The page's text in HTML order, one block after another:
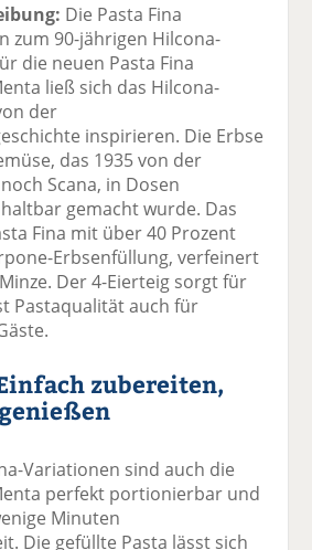
Die Pasta Fina
zum 90-jährigen Hilcona-
die neuen Pasta Fina
ließ sich das Hilcona-
der
inspirieren. Die Erbse
das 1935 von der
Scana, in Dosen
gemacht wurde. Das
Fina mit über 40 Prozent
Erbsenfüllung, verfeinert
Der 4-Eierteig sorgt für
Pastaqualität auch für
zubereiten,
Variationen sind auch die
perfekt portionierbar und
Minuten
Die gefüllte Pasta lässt sich